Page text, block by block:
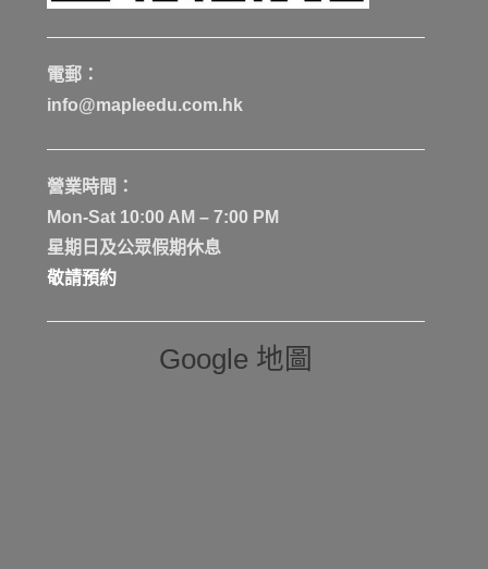
電郵：
info@mapleedu.com.hk
營業時間：
Mon-Sat 10:00 AM – 7:00 PM
星期日及公眾假期休息
敬請預約
Google 地圖